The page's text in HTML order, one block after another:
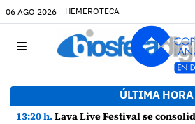
06 AGO 2026 HEMEROTECA
ÚLTIMA HORA
13:20 h.Lava Live Festival se consolida como atractivo turístico y